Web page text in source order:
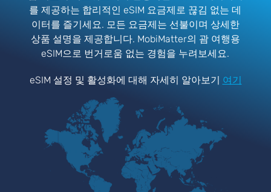
를 제공하는 합리적인 eSIM 요금제로 끊김 없는 데
이터를 즐기세요. 모든 요금제는 선불이며 상세한
상품 설명을 제공합니다. MobiMatter의 괌 여행용
eSIM으로 번거로움 없는 경험을 누려보세요.
eSIM 설정 및 활성화에 대해 자세히 알아보기 여기